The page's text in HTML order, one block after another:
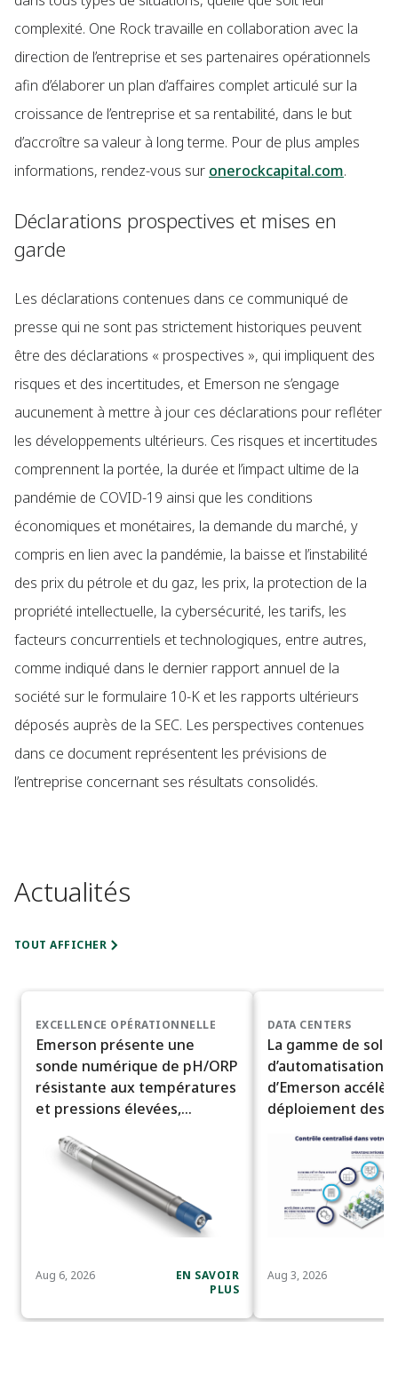
complexité. One Rock travaille en collaboration avec la
direction de l’entreprise et ses partenaires opérationnels
afin d’élaborer un plan d’affaires complet articulé sur la
croissance de l’entreprise et sa rentabilité, dans le but
d’accroître sa valeur à long terme. Pour de plus amples
informations, rendez-vous sur onerockcapital.com.
Déclarations prospectives et mises en
garde
Les déclarations contenues dans ce communiqué de
presse qui ne sont pas strictement historiques peuvent
être des déclarations « prospectives », qui impliquent des
risques et des incertitudes, et Emerson ne s’engage
aucunement à mettre à jour ces déclarations pour refléter
les développements ultérieurs. Ces risques et incertitudes
comprennent la portée, la durée et l’impact ultime de la
pandémie de COVID-19 ainsi que les conditions
économiques et monétaires, la demande du marché, y
compris en lien avec la pandémie, la baisse et l’instabilité
des prix du pétrole et du gaz, les prix, la protection de la
propriété intellectuelle, la cybersécurité, les tarifs, les
facteurs concurrentiels et technologiques, entre autres,
comme indiqué dans le dernier rapport annuel de la
société sur le formulaire 10-K et les rapports ultérieurs
déposés auprès de la SEC. Les perspectives contenues
dans ce document représentent les prévisions de
l’entreprise concernant ses résultats consolidés.
Actualités
TOUT AFFICHER
EXCELLENCE OPÉRATIONNELLE
Emerson présente une
sonde numérique de pH/ORP
résistante aux températures
et pressions élevées,
procédé difficiles
Aug 6, 2026
EN SAVOIR
PLUS
DATA CENTERS
La gamme de
d’automatisation
d’Emerson
déploiement des
Aug 3, 2026